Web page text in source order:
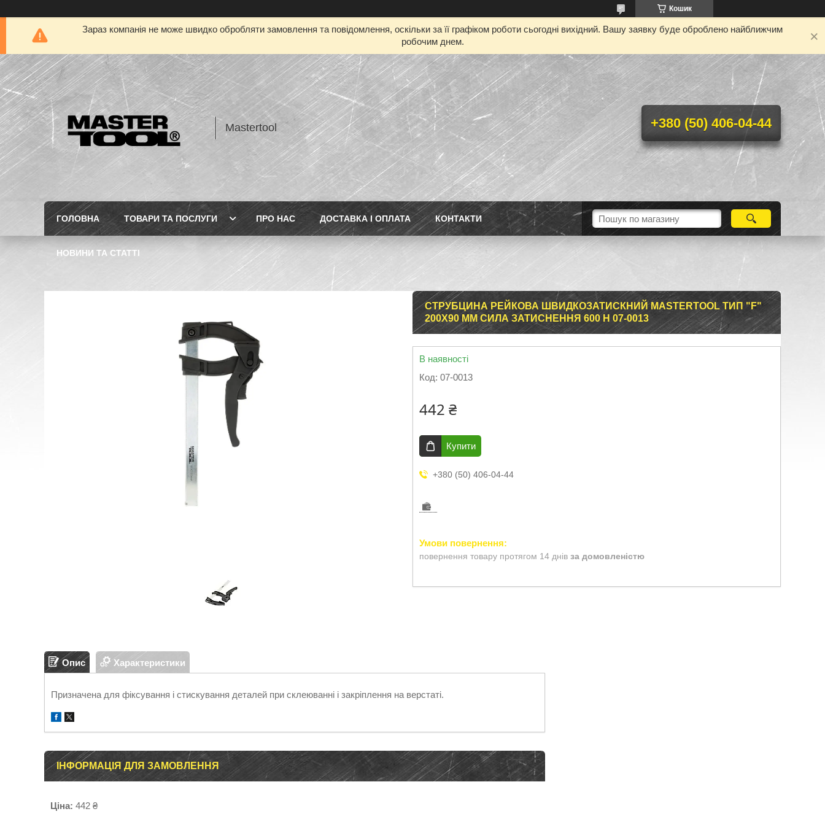
Кошик
Зараз компанія не може швидко обробляти замовлення та повідомлення, оскільки за її графіком роботи сьогодні вихідний. Вашу заявку буде оброблено найближчим
робочим днем.
Mastertool +380 (50) 406-04-44
ГОЛОВНА ТОВАРИ ТА ПОСЛУГИ ПРО НАС ДОСТАВКА І ОПЛАТА КОНТАКТИ
НОВИНИ ТА СТАТТІ
СТРУБЦИНА РЕЙКОВА ШВИДКОЗАТИСКНИЙ MASTERTOOL ТИП "F"
200Х90 ММ СИЛА ЗАТИСНЕННЯ 600 Н 07-0013
В наявності
Код: 07-0013
442 ₴
Купити
+380 (50) 406-04-44
повернення товару протягом 14 днів за домовленістю
Опис Характеристики
Призначена для фіксування і стискування деталей при склеюванні і закріплення на верстаті.
ІНФОРМАЦІЯ ДЛЯ ЗАМОВЛЕННЯ
Ціна: 442 ₴